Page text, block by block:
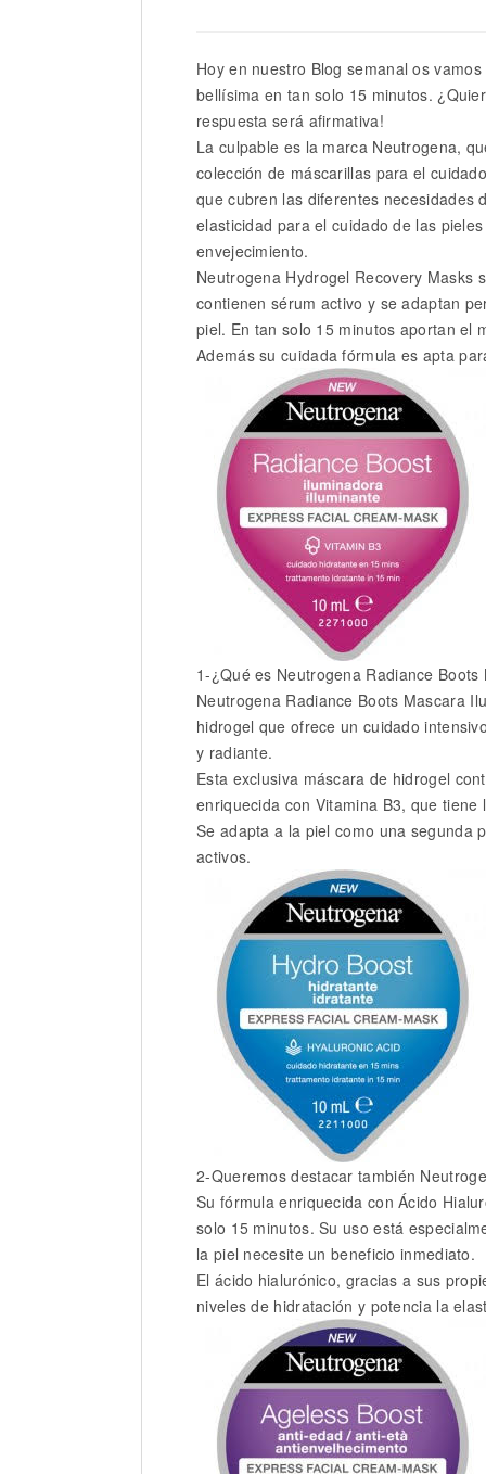
Hoy en nuestro Blog semanal os
bellísima en tan solo 15 minutos.
respuesta será afirmativa!
La culpable es la marca Neutrogena,
colección de máscarillas para el
que cubren las diferentes necesidades
elasticidad para el cuidado de las
envejecimiento.
Neutrogena Hydrogel Recovery Masks
contienen sérum activo y se adaptan
piel. En tan solo 15 minutos aportan el
Además su cuidada fórmula es apta
1-¿Qué es Neutrogena Radiance
Neutrogena Radiance Boots Mascara
hidrogel que ofrece un cuidado
y radiante.
Esta exclusiva máscara de hidrogel
enriquecida con Vitamina B3, que
Se adapta a la piel como una segunda
activos.
2-Queremos destacar también
Su fórmula enriquecida con Ácido
solo 15 minutos. Su uso está
la piel necesite un beneficio inmediato.
El ácido hialurónico, gracias a sus
niveles de hidratación y potencia la